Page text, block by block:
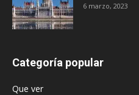
6 marzo, 2023
Categoría popular
Que ver